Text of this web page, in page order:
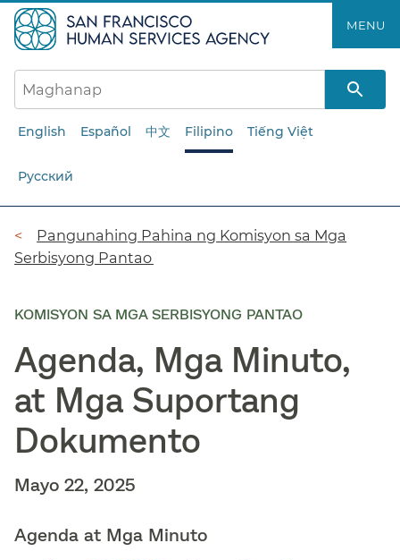
ang
pangunahing
nilalaman​​
MENU​​
English Español 中文 Filipino Tiếng Việt
Русский
Breadcrumb​​
Pangunahing Pahina ng Komisyon sa Mga
Serbisyong Pantao​​
KOMISYON SA MGA SERBISYONG PANTAO
Agenda, Mga Minuto,
at Mga Suportang
Dokumento​​
Mayo 22, 2025​​
Agenda at Mga Minuto​​